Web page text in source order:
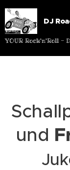
DJ
YOUR Rock'n'Roll -
und